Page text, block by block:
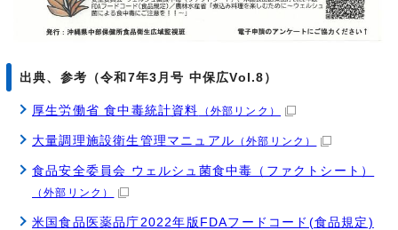
出典、参考（令和7年3月号 中保広Vol.8）
厚生労働省 食中毒統計資料 （外部リンク）
大量調理施設衛生管理マニュアル （外部リンク）
食品安全委員会 ウェルシュ菌食中毒（ファクトシート）
（外部リンク）
米国食品医薬品庁2022年版FDAフードコード(食品規定)